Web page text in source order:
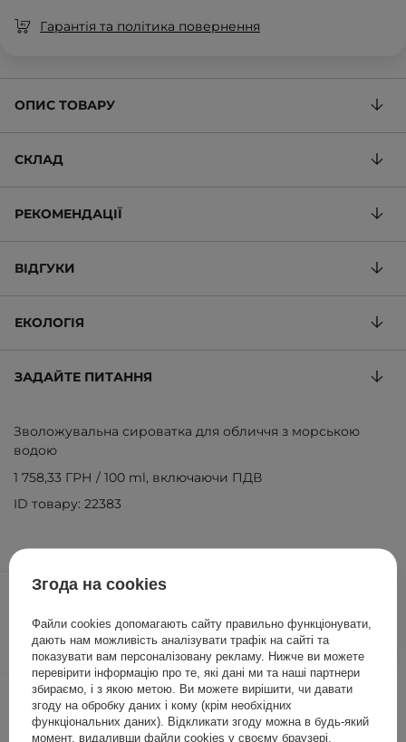
1 055,00 ГРН
ДОДАТИ ДО КОШИКА
Гарантія та політика повернення
ОПИС ТОВАРУ
СКЛАД
РЕКОМЕНДАЦІЇ
ВІДГУКИ
ЕКОЛОГІЯ
ЗАДАЙТЕ ПИТАННЯ
Зволожувальна сироватка для обличчя з морською
водою
1 758,33 ГРН / 100 ml, включаючи ПДВ
ID товару: 22383
Інші клієнти також перевіряли
Згода на cookies
Файли cookies допомагають сайту правильно функціонувати,
дають нам можливість аналізувати трафік на сайті та
показувати вам персоналізовану рекламу. Нижче ви можете
перевірити інформацію про те, які дані ми та наші партнери
збираємо, і з якою метою. Ви можете вирішити, чи давати
згоду на обробку даних і кому (крім необхідних
функціональних даних). Відкликати згоду можна в будь-який
момент, видаливши файли cookies у своєму браузері.